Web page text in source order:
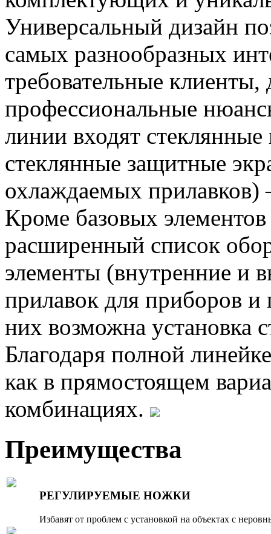
Универсальный дизайн
самых разнообразных
требовательные
профессиональные
линии входят
стеклянные защитные
охлаждаемых прилавков)
Кроме базовых
расширенный список
элементы (внутренние и
прилавок для приборов и
них возможна установка
Благодаря полной
как в прямостоящем
комбинациях.
Преимущества
РЕГУЛИРУЕМЫЕ НОЖКИ
Избавят от проблем с установкой на объектах с